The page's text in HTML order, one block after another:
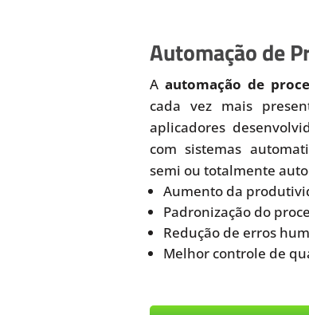
Automação de
A automação de
cada vez mais
aplicadores
com sistemas
semi ou totalmente
Aumento da
Padronização do
Redução de erros
Melhor controle de